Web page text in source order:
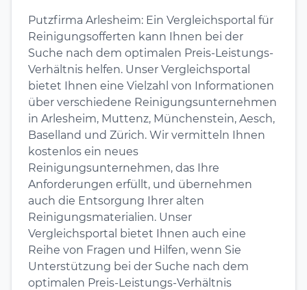
Putzfirma Arlesheim: Ein Vergleichsportal für
Reinigungsofferten kann Ihnen bei der
Suche nach dem optimalen Preis-Leistungs-
Verhältnis helfen. Unser Vergleichsportal
bietet Ihnen eine Vielzahl von Informationen
über verschiedene Reinigungsunternehmen
in Arlesheim, Muttenz, Münchenstein, Aesch,
Baselland und Zürich. Wir vermitteln Ihnen
kostenlos ein neues
Reinigungsunternehmen, das Ihre
Anforderungen erfüllt, und übernehmen
auch die Entsorgung Ihrer alten
Reinigungsmaterialien. Unser
Vergleichsportal bietet Ihnen auch eine
Reihe von Fragen und Hilfen, wenn Sie
Unterstützung bei der Suche nach dem
optimalen Preis-Leistungs-Verhältnis